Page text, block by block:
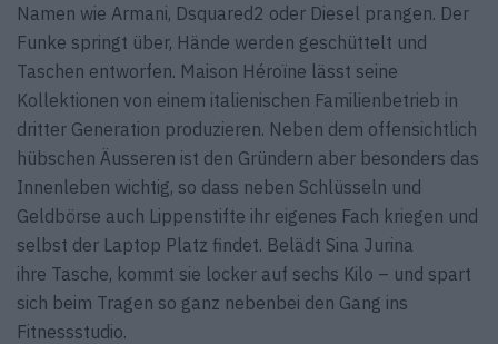
Namen wie Armani, Dsquared2 oder Diesel prangen. Der
Funke springt über, Hände werden geschüttelt und
Taschen entworfen. Maison Héroïne lässt seine
Kollektionen von einem italienischen Familienbetrieb in
dritter Generation produzieren. Neben dem offensichtlich
hübschen Äusseren ist den Gründern aber besonders das
Innenleben wichtig, so dass neben Schlüsseln und
Geldbörse auch Lippenstifte ihr eigenes Fach kriegen und
selbst der Laptop Platz findet. Belädt Sina Jurina
ihre Tasche, kommt sie locker auf sechs Kilo – und spart
sich beim Tragen so ganz nebenbei den Gang ins
Fitnessstudio.